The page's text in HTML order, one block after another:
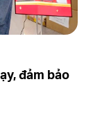
, đảm bảo